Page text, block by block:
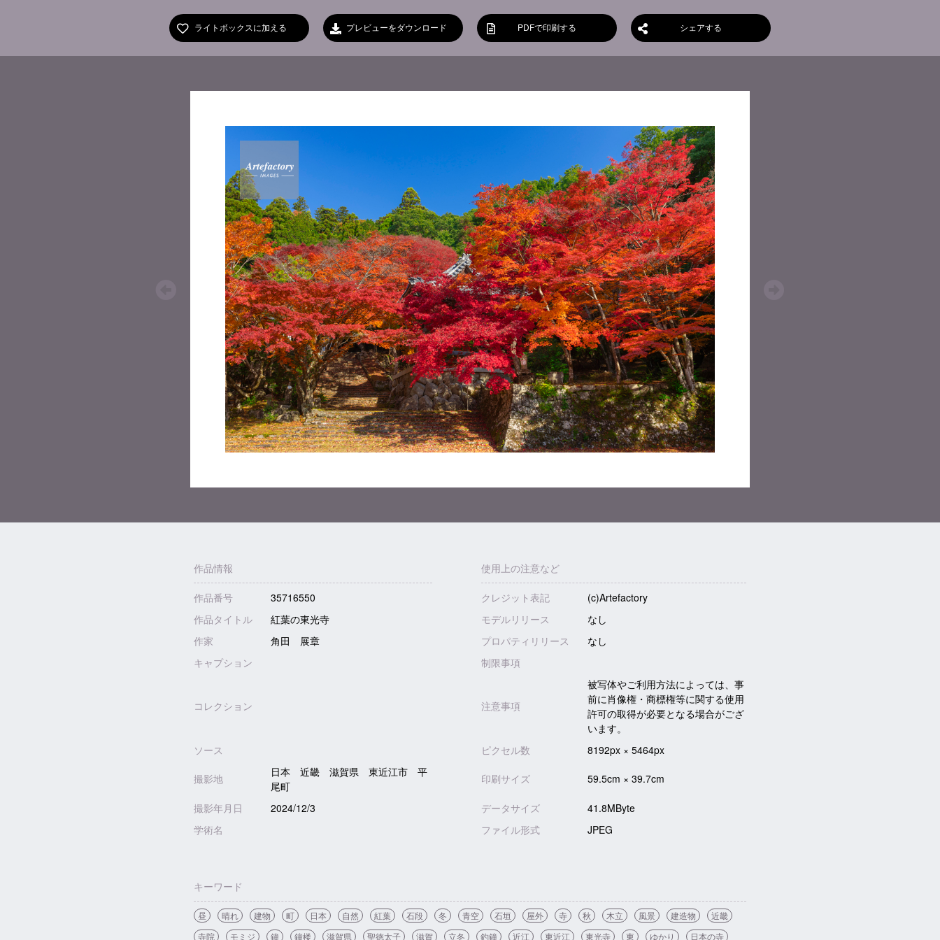
ライトボックスに加える プレビューをダウンロード PDFで印刷する シェアする
作品情報 使用上の注意など
作品番号 35716550 クレジット表記
(c)Artefactory
作品タイトル
紅葉の東光寺 モデルリリース
なし
作家
角田 展章 プロパティリリース
なし
キャプション
制限事項
コレクション 注意事項
被写体やご利用方法によっては、事
前に肖像権・商標権等に関する使用
許可の取得が必要となる場合がござ
います。
ソース
ピクセル数 8192px × 5464px
撮影地
日本 近畿 滋賀県 東近江市 平
尾町
印刷サイズ 59.5cm × 39.7cm
撮影年月日 2024/12/3 データサイズ
41.8MByte
学術名
ファイル形式 JPEG
キーワード
昼 晴れ 建物 町 日本 自然 紅葉 石段 冬 青空 石垣 屋外 寺 秋 木立 風景 建造物
近畿
寺院
モミジ 鐘 鐘楼 滋賀県 聖徳太子 滋賀 立冬 釣鐘 近江 東近江 東光寺 東 ゆかり 日本の寺